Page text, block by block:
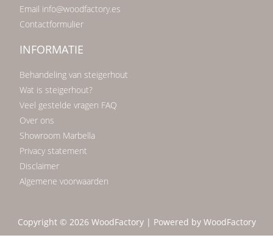
Email info@woodfactory.es
Contactformulier
INFORMATIE
Behandeling van steigerhout
Wat is steigerhout?
Veel gestelde vragen FAQ
Over ons
Showroom Marbella
Privacy statement
Disclaimer
Algemene voorwaarden
Copyright © 2026 WoodFactory | Powered by WoodFactory